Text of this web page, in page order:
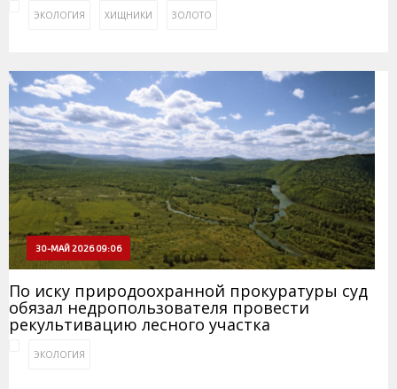
ЭКОЛОГИЯ ХИЩНИКИ ЗОЛОТО
30-МАЙ 2026 09:06
По иску природоохранной прокуратуры суд
обязал недропользователя провести
рекультивацию лесного участка
ЭКОЛОГИЯ